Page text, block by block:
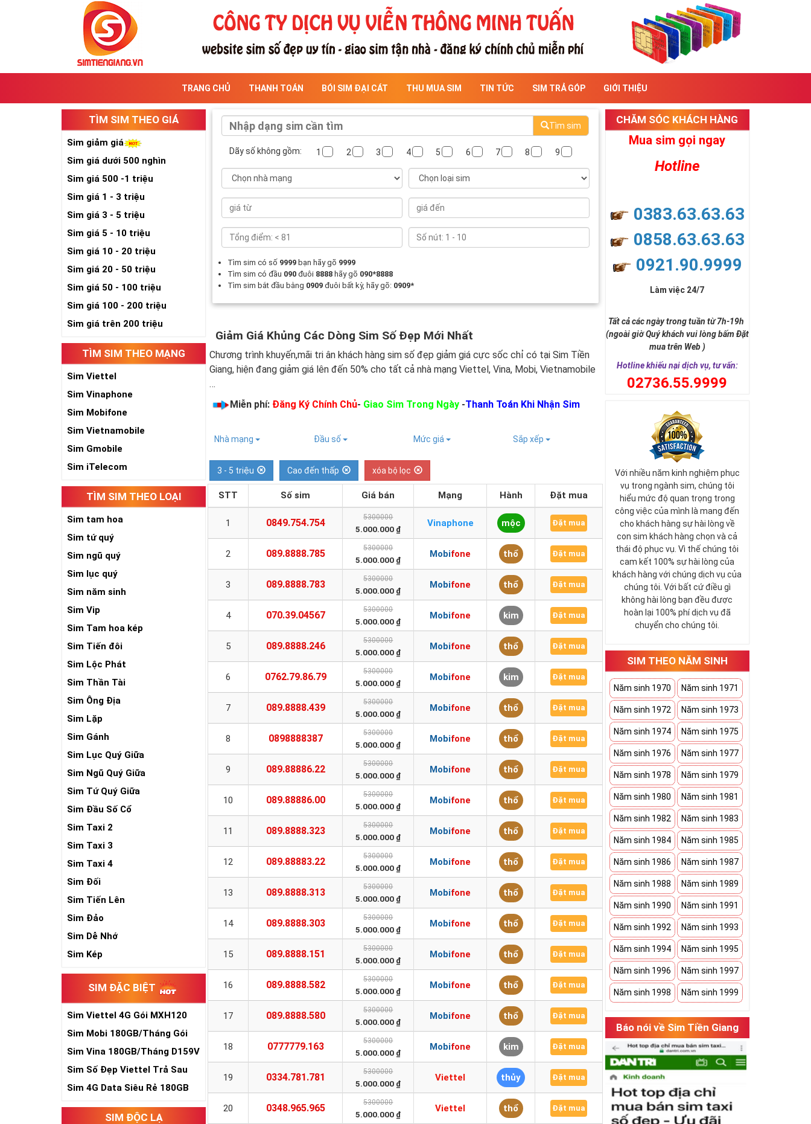
TRANG CHỦ THANH TOÁN BÓI SIM ĐẠI CÁT THU MUA SIM TIN TỨC SIM TRẢ GÓP GIỚI THIỆU
TÌM SIM THEO GIÁ
Sim giảm giá
Sim giá dưới 500 nghìn
Sim giá 500 -1 triệu
Sim giá 1 - 3 triệu
Sim giá 3 - 5 triệu
Sim giá 5 - 10 triệu
Sim giá 10 - 20 triệu
Sim giá 20 - 50 triệu
Sim giá 50 - 100 triệu
Sim giá 100 - 200 triệu
Sim giá trên 200 triệu
TÌM SIM THEO MẠNG
Sim Viettel
Sim Vinaphone
Sim Mobifone
Sim Vietnamobile
Sim Gmobile
Sim iTelecom
TÌM SIM THEO LOẠI
Sim tam hoa
Sim tứ quý
Sim ngũ quý
Sim lục quý
Sim năm sinh
Sim Vip
Sim Tam hoa kép
Sim Tiến đôi
Sim Lộc Phát
Sim Thần Tài
Sim Ông Địa
Sim Lặp
Sim Gánh
Sim Lục Quý Giữa
Sim Ngũ Quý Giữa
Sim Tứ Quý Giữa
Sim Đầu Số Cổ
Sim Taxi 2
Sim Taxi 3
Sim Taxi 4
Sim Đối
Sim Tiến Lên
Sim Đảo
Sim Dễ Nhớ
Sim Kép
SIM ĐẶC BIỆT
Sim Viettel 4G Gói MXH120
Siêu Rẻ
Sim Mobi 180GB/Tháng Gói
TK159
Sim Vina 180GB/Tháng D159V
Sim Số Đẹp Viettel Trả Sau
Sim 4G Data Siêu Rẻ 180GB
SIM ĐỘC LẠ
Tìm sim
Dãy số không gồm: 1 2 3 4 5 6 7 8 9
Tìm sim có số 9999 bạn hãy gõ 9999
Tìm sim có đầu 090đuôi 8888 hãy gõ 090*8888
Tìm sim bắt đầu bằng 0909 đuôi bất kỳ, hãy gõ: 0909*
Giảm Giá Khủng Các Dòng Sim Số Đẹp Mới Nhất
Chương trình khuyến,mãi tri ân khách hàng sim số đẹp giảm giá cực sốc chỉ có tại Sim Tiền
Giang, hiện đang giảm giá lên đến 50% cho tất cả nhà mạng Viettel, Vina, Mobi, Vietnamobile
…
Miễn phí: Đăng Ký Chính Chủ- Giao Sim Trong Ngày -Thanh Toán Khi Nhận Sim
Nhà mạng Đầu số Mức giá Sắp xếp
3 - 5 triệu Cao đến thấp xóa bộ lọc
STT Số sim Giá bán Mạng Hành Đặt mua
1 0849.754.754 5300000
5.000.000 ₫
Vinaphone mộc Đặt mua
2 089.8888.785 5300000
5.000.000 ₫
Mobifone thổ Đặt mua
3 089.8888.783 5300000
5.000.000 ₫
Mobifone thổ Đặt mua
4 070.39.04567 5300000
5.000.000 ₫
Mobifone kim Đặt mua
5 089.8888.246 5300000
5.000.000 ₫
Mobifone thổ Đặt mua
6 0762.79.86.79 5300000
5.000.000 ₫
Mobifone kim Đặt mua
7 089.8888.439 5300000
5.000.000 ₫
Mobifone thổ Đặt mua
8 0898888387 5300000
5.000.000 ₫
Mobifone thổ Đặt mua
9 089.88886.22 5300000
5.000.000 ₫
Mobifone thổ Đặt mua
10 089.88886.00 5300000
5.000.000 ₫
Mobifone thổ Đặt mua
11 089.8888.323 5300000
5.000.000 ₫
Mobifone thổ Đặt mua
12 089.88883.22 5300000
5.000.000 ₫
Mobifone thổ Đặt mua
13 089.8888.313 5300000
5.000.000 ₫
Mobifone thổ Đặt mua
14 089.8888.303 5300000
5.000.000 ₫
Mobifone thổ Đặt mua
15 089.8888.151 5300000
5.000.000 ₫
Mobifone thổ Đặt mua
16 089.8888.582 5300000
5.000.000 ₫
Mobifone thổ Đặt mua
17 089.8888.580 5300000
5.000.000 ₫
Mobifone thổ Đặt mua
18 0777779.163 5300000
5.000.000 ₫
Mobifone kim Đặt mua
19 0334.781.781 5300000
5.000.000 ₫
Viettel thủy Đặt mua
20 0348.965.965 5300000
5.000.000 ₫
Viettel thổ Đặt mua
CHĂM SÓC KHÁCH HÀNG
Mua sim gọi ngay
Hotline
0383.63.63.63
0858.63.63.63
0921.90.9999
Làm việc 24/7
Tất cả các ngày trong tuần từ 7h-19h
(ngoài giờ Quý khách vui lòng bấm Đặt
mua trên Web )
Hotline khiếu nại dịch vụ, tư vấn:
02736.55.9999
Với nhiều năm kinh nghiệm phục
vụ trong ngành sim, chúng tôi
hiểu mức độ quan trọng trong
công việc của mình là mang đến
cho khách hàng sự hài lòng về
con sim khách hàng chọn và cả
thái độ phục vụ. Vì thế chúng tôi
cam kết 100% sự hài lòng của
khách hàng với chúng dịch vụ của
chúng tôi. Với bất cứ điều gì
không hài lòng bạn đều được
hoàn lại 100% phí dịch vụ đã
chuyển cho chúng tôi.
SIM THEO NĂM SINH
Năm sinh 1970 Năm sinh 1971
Năm sinh 1972 Năm sinh 1973
Năm sinh 1974 Năm sinh 1975
Năm sinh 1976 Năm sinh 1977
Năm sinh 1978 Năm sinh 1979
Năm sinh 1980 Năm sinh 1981
Năm sinh 1982 Năm sinh 1983
Năm sinh 1984 Năm sinh 1985
Năm sinh 1986 Năm sinh 1987
Năm sinh 1988 Năm sinh 1989
Năm sinh 1990 Năm sinh 1991
Năm sinh 1992 Năm sinh 1993
Năm sinh 1994 Năm sinh 1995
Năm sinh 1996 Năm sinh 1997
Năm sinh 1998 Năm sinh 1999
Báo nói về Sim Tiền Giang